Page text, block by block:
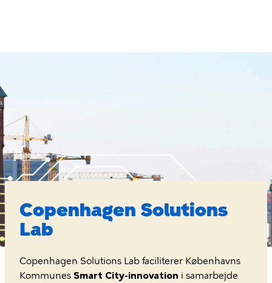
Lab
Copenhagen Solutions
Lab
Copenhagen Solutions Lab faciliterer Københavns
Kommunes Smart City-innovation i samarbejde